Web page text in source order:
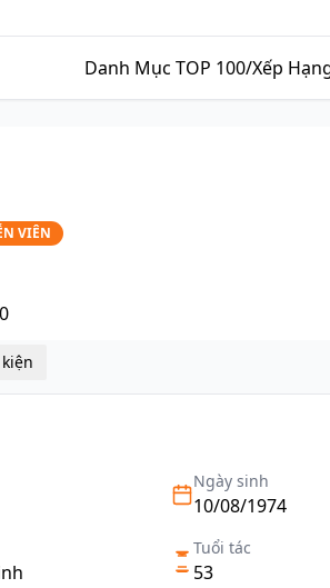
Danh Mục TOP 100/Xếp
VIÊN
0
Sự kiện
Ngày sinh
10/08/1974
Tuổi tác
53